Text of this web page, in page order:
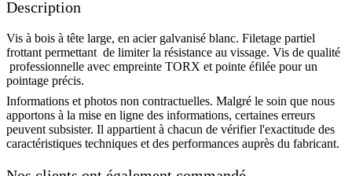
Description
Vis à bois à tête large, en acier galvanisé blanc. Filetage partiel
frottant permettant de limiter la résistance au vissage. Vis de qualité
professionnelle avec empreinte TORX et pointe éfilée pour un
pointage précis.
Informations et photos non contractuelles. Malgré le soin que nous
apportons à la mise en ligne des informations, certaines erreurs
peuvent subsister. Il appartient à chacun de vérifier l'exactitude des
caractéristiques techniques et des performances auprès du fabricant.